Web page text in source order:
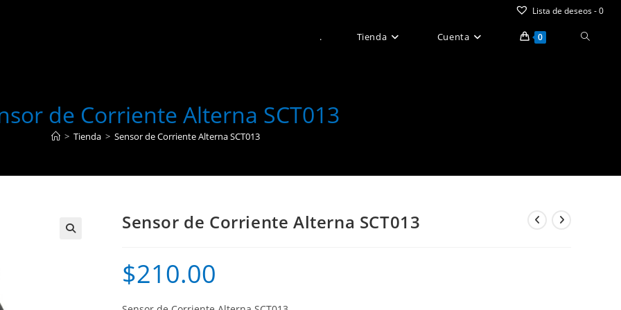
Lista de deseos -0
. Tienda Cuenta 0 Alternar
web
de Corriente Alterna SCT013
> Tienda > Sensor de Corriente Alterna SCT013
Sensor de Corriente Alterna SCT013
$210.00